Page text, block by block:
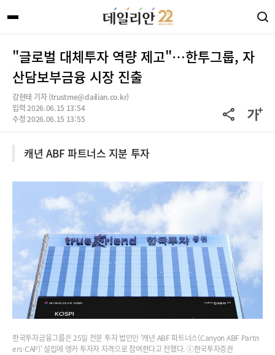
"글로벌 대체투자 역량 제고"…한투그룹, 자
산담보부금융 시장 진출
강현태 기자 (trustme@dailian.co.kr)
입력 2026.06.15 13:54
수정 2026.06.15 13:55
캐년 ABF 파트너스 지분 투자
한국투자금융그룹은 25일 전문 투자 법인인 '캐년 ABF 파트너스(Canyon ABF Partn
ers·CAP)' 설립에 앵커 투자자 자격으로 참여한다고 전했다. ⓒ한국투자증권